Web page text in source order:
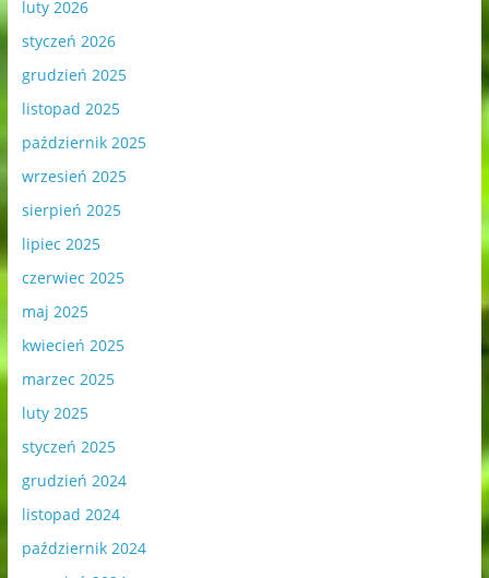
luty 2026
styczeń 2026
grudzień 2025
listopad 2025
październik 2025
wrzesień 2025
sierpień 2025
lipiec 2025
czerwiec 2025
maj 2025
kwiecień 2025
marzec 2025
luty 2025
styczeń 2025
grudzień 2024
listopad 2024
październik 2024